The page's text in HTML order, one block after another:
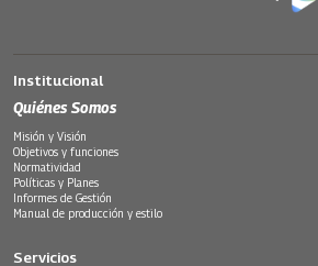
Institucional
Quiénes Somos
Misión y Visión
Objetivos y funciones
Normatividad
Políticas y Planes
Informes de Gestión
Manual de producción y estilo
Servicios